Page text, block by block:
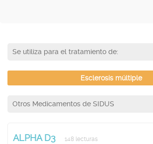
Se utiliza para el tratamiento de:
Esclerosis múltiple
Otros Medicamentos de SIDUS
ALPHA D3 148 lecturas